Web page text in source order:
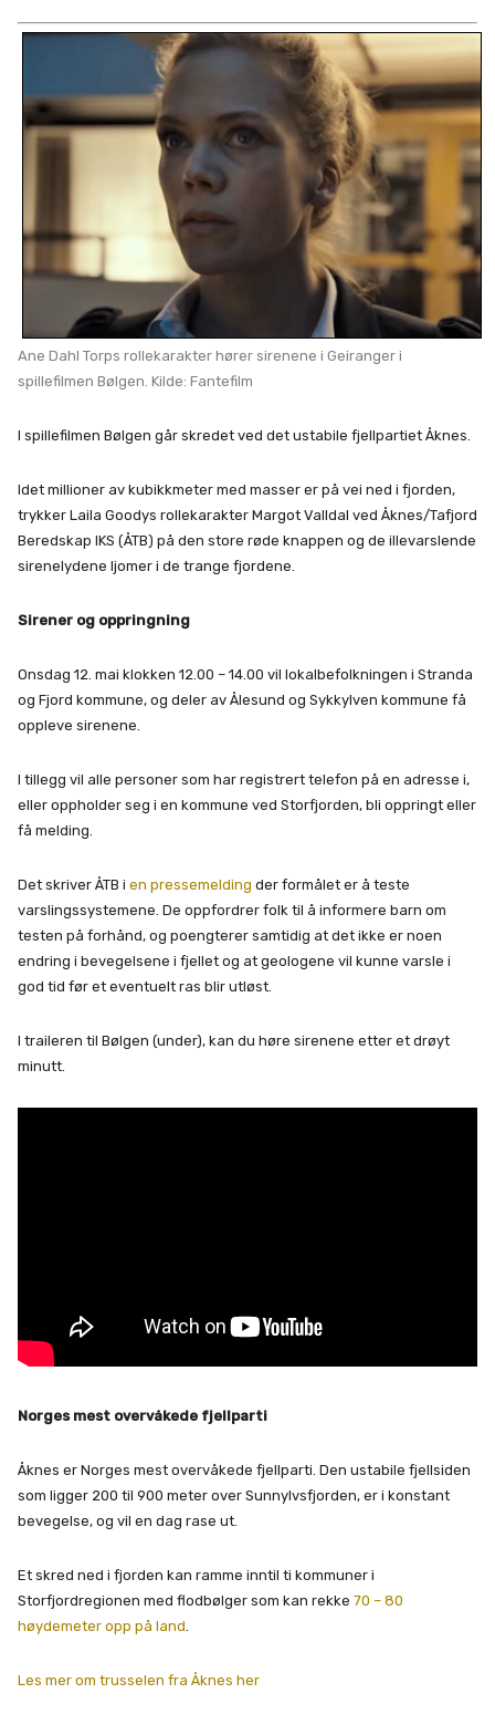
Ane Dahl Torps rollekarakter hører sirenene i Geiranger i
spillefilmen Bølgen. Kilde: Fantefilm
I spillefilmen Bølgen går skredet ved det ustabile fjellpartiet Åknes.
Idet millioner av kubikkmeter med masser er på vei ned i fjorden,
trykker Laila Goodys rollekarakter Margot Valldal ved Åknes/Tafjord
Beredskap IKS (ÅTB) på den store røde knappen og de illevarslende
sirenelydene ljomer i de trange fjordene.
Sirener og oppringning
Onsdag 12. mai klokken 12.00 – 14.00 vil lokalbefolkningen i Stranda
og Fjord kommune, og deler av Ålesund og Sykkylven kommune få
oppleve sirenene.
I tillegg vil alle personer som har registrert telefon på en adresse i,
eller oppholder seg i en kommune ved Storfjorden, bli oppringt eller
få melding.
Det skriver ÅTB i en pressemelding der formålet er å teste
varslingssystemene. De oppfordrer folk til å informere barn om
testen på forhånd, og poengterer samtidig at det ikke er noen
endring i bevegelsene i fjellet og at geologene vil kunne varsle i
god tid før et eventuelt ras blir utløst.
I traileren til Bølgen (under), kan du høre sirenene etter et drøyt
minutt.
Norges mest overvåkede fjellparti
Åknes er Norges mest overvåkede fjellparti. Den ustabile fjellsiden
som ligger 200 til 900 meter over Sunnylvsfjorden, er i konstant
bevegelse, og vil en dag rase ut.
Et skred ned i fjorden kan ramme inntil ti kommuner i
Storfjordregionen med flodbølger som kan rekke 70 – 80
høydemeter opp på land.
Les mer om trusselen fra Åknes her